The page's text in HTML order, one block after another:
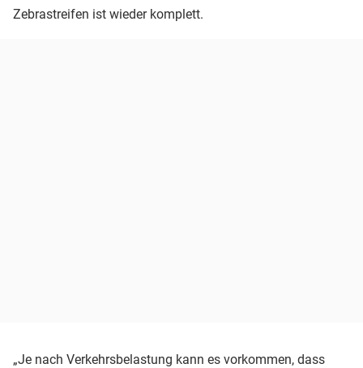
Zebrastreifen ist wieder komplett.
„Je nach Verkehrsbelastung kann es vorkommen, dass